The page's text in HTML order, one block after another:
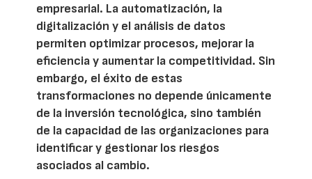
empresarial. La automatización, la
digitalización y el análisis de datos
permiten optimizar procesos, mejorar la
eficiencia y aumentar la competitividad. Sin
embargo, el éxito de estas
transformaciones no depende únicamente
de la inversión tecnológica, sino también
de la capacidad de las organizaciones para
identificar y gestionar los riesgos
asociados al cambio.